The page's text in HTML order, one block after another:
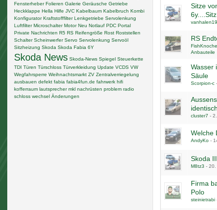
Fensterheber Folieren Galerie Geräusche Getriebe
Heckklappe Hella Hilfe JVC Kabelbaum Kabelbruch Kombi
Konfigurator Kraftstofffilter Lenkgetriebe Servolenkung
Luftfilter Microschalter Motor Neu Notlauf PDC Portal
Private Nachrichten R5 RS Reifengröße Rost Roststellen
Schalter Scheinwerfer Servo Servolenkung Servoöl
Sitzheizung Skoda Skoda Fabia 6Y
Skoda News Skoda-News Spiegel Steuerkette
TDI Türen Türschloss Türverkleidung Update VCDS VW
Wegfahrsperre Weihnachtsmarkt ZV Zentralverriegelung
ausbauen defekt fabia fabia4fun.de fahrwerk hifi
kofferraum lautsprecher mkl nachrüsten problem radio
schloss wechsel Änderungen
Sitze
RS
Anbauteile
Wasser
Säule
Scorpion-c
cluster7 -
Welche
AndyKo -
Skoda
M8tz3 - 20.
Firma
Polo
steinietrabi